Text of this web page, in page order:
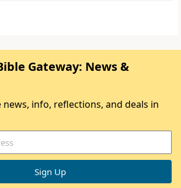
Gateway: News &
news, info, reflections, and deals in